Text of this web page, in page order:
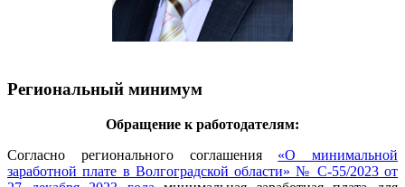
Региональный минимум
Обращение к работодателям:
Согласно регионального соглашения «О минимальной
заработной плате в Волгоградской области» № С-55/2023 от